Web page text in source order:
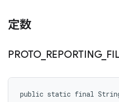
定数
PROTO_ REPORTING_
public static final String